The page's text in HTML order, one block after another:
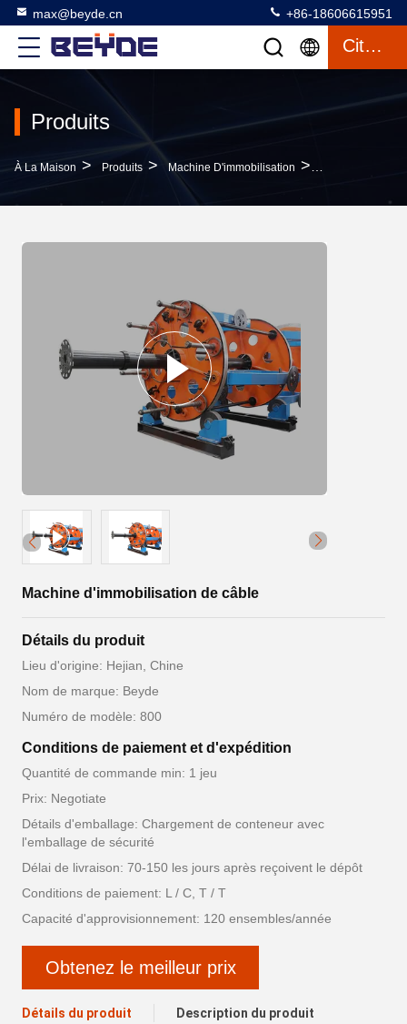
max@beyde.cn +86-18606615951
Citation
Produits
À La Maison > Produits > Machine D'immobilisation >
Machine d'immobilisation de câble
Détails du produit
Lieu d'origine: Hejian, Chine
Nom de marque: Beyde
Numéro de modèle: 800
Conditions de paiement et d'expédition
Quantité de commande min: 1 jeu
Prix: Negotiate
Détails d'emballage: Chargement de conteneur avec
l'emballage de sécurité
Délai de livraison: 70-150 les jours après reçoivent le dépôt
Conditions de paiement: L / C, T / T
Capacité d'approvisionnement: 120 ensembles/année
Obtenez le meilleur prix
Détails du produit Description du produit